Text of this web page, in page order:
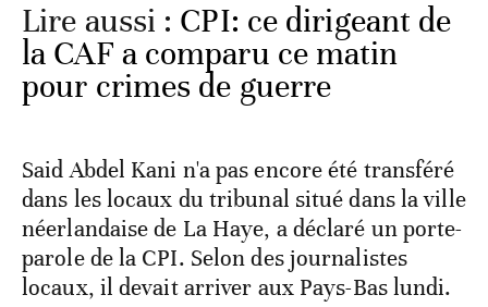
Lire aussi : CPI: ce dirigeant de
la CAF a comparu ce matin
pour crimes de guerre
Said Abdel Kani n'a pas encore été transféré
dans les locaux du tribunal situé dans la ville
néerlandaise de La Haye, a déclaré un porte-
parole de la CPI. Selon des journalistes
locaux, il devait arriver aux Pays-Bas lundi.